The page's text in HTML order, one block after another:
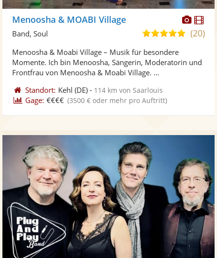
Menoosha & MOABI Village
5,0(20)
Band, Soul
Menoosha & Moabi Village – Musik für besondere
Momente. Ich bin Menoosha, Sängerin, Moderatorin und
Frontfrau von Menoosha & Moabi Village. ...
Standort: Kehl (DE) - 114 km von Saarlouis
Gage: €€€€ (3500 € oder mehr pro Auftritt)